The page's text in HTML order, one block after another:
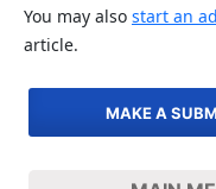
You may also start an
article.
MAKE A